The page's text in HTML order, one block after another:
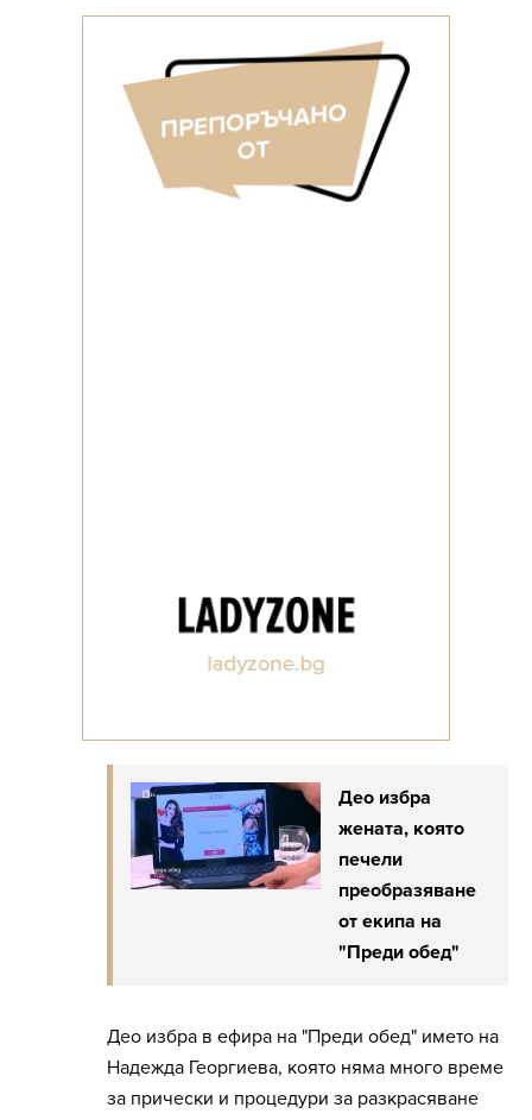
Део избра
жената, която
печели
преобразяване
от екипа на
"Преди обед"
Део избра в ефира на "Преди обед" името на
Надежда Георгиева, която няма много време
за прически и процедури за разкрасяване